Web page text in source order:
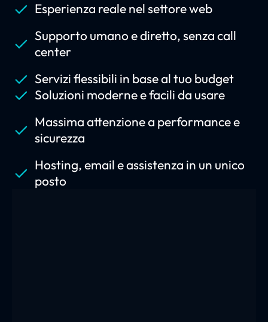
Esperienza reale nel settore web
Supporto umano e diretto, senza call
center
Servizi flessibili in base al tuo budget
Soluzioni moderne e facili da usare
Massima attenzione a performance e
sicurezza
Hosting, email e assistenza in un unico
posto